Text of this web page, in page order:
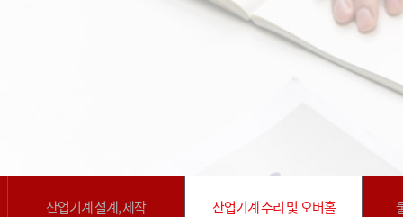
산업기계 설계, 제작 산업기계 수리 및 오버홀